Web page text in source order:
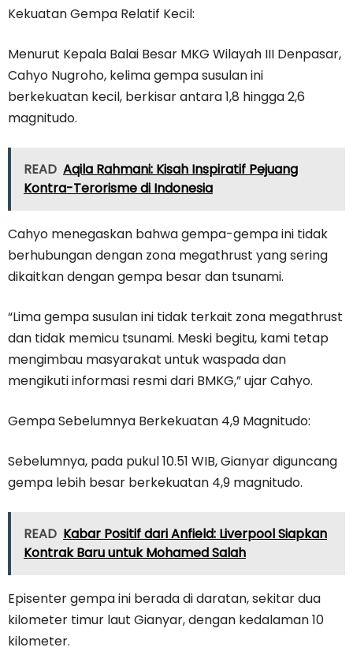
Kekuatan Gempa Relatif Kecil:
Menurut Kepala Balai Besar MKG Wilayah III Denpasar,
Cahyo Nugroho, kelima gempa susulan ini
berkekuatan kecil, berkisar antara 1,8 hingga 2,6
magnitudo.
READ Aqila Rahmani: Kisah Inspiratif Pejuang
Kontra-Terorisme di Indonesia
Cahyo menegaskan bahwa gempa-gempa ini tidak
berhubungan dengan zona megathrust yang sering
dikaitkan dengan gempa besar dan tsunami.
“Lima gempa susulan ini tidak terkait zona megathrust
dan tidak memicu tsunami. Meski begitu, kami tetap
mengimbau masyarakat untuk waspada dan
mengikuti informasi resmi dari BMKG,” ujar Cahyo.
Gempa Sebelumnya Berkekuatan 4,9 Magnitudo:
Sebelumnya, pada pukul 10.51 WIB, Gianyar diguncang
gempa lebih besar berkekuatan 4,9 magnitudo.
READ Kabar Positif dari Anfield: Liverpool Siapkan
Kontrak Baru untuk Mohamed Salah
Episenter gempa ini berada di daratan, sekitar dua
kilometer timur laut Gianyar, dengan kedalaman 10
kilometer.